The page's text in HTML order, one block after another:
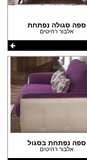
ספה סגולה נפתחת
אלבור רהיטים
ספה נפתחת בסגול
אלבור רהיטים